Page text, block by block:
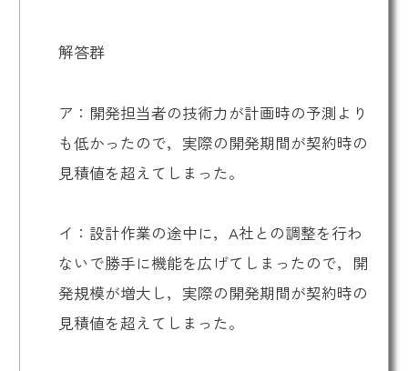
解答群
ア：開発担当者の技術力が計画時の予測より
も低かったので，実際の開発期間が契約時の
見積値を超えてしまった。
イ：設計作業の途中に，A社との調整を行わ
ないで勝手に機能を広げてしまったので，開
発規模が増大し，実際の開発期間が契約時の
見積値を超えてしまった。